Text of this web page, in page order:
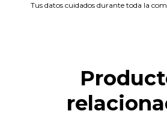
Tus datos cuidados durante toda la